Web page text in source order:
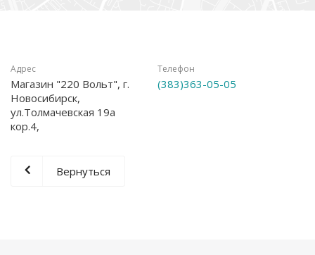
Адрес
Магазин "220 Вольт", г.
Новосибирск,
ул.Толмачевская 19а
кор.4,
Телефон
(383)363-05-05
Вернуться